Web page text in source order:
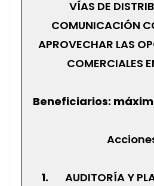
VÍAS DE
COMUNICACIÓN
APROVECHAR LAS
COMERCIALES
Beneficiarios:
1. AUDITORÍA Y